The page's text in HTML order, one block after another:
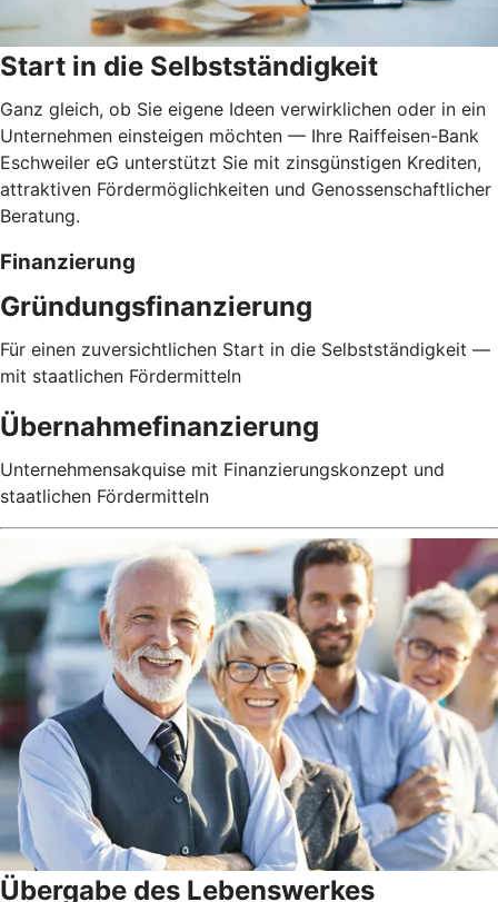
Start in die Selbstständigkeit
Ganz gleich, ob Sie eigene Ideen verwirklichen oder in ein
Unternehmen einsteigen möchten — Ihre Raiffeisen-Bank
Eschweiler eG unterstützt Sie mit zinsgünstigen Krediten,
attraktiven Fördermöglichkeiten und Genossenschaftlicher
Beratung.
Finanzierung
Gründungsfinanzierung
Für einen zuversichtlichen Start in die Selbstständigkeit —
mit staatlichen Fördermitteln
Übernahmefinanzierung
Unternehmensakquise mit Finanzierungskonzept und
staatlichen Fördermitteln
Übergabe des Lebenswerkes